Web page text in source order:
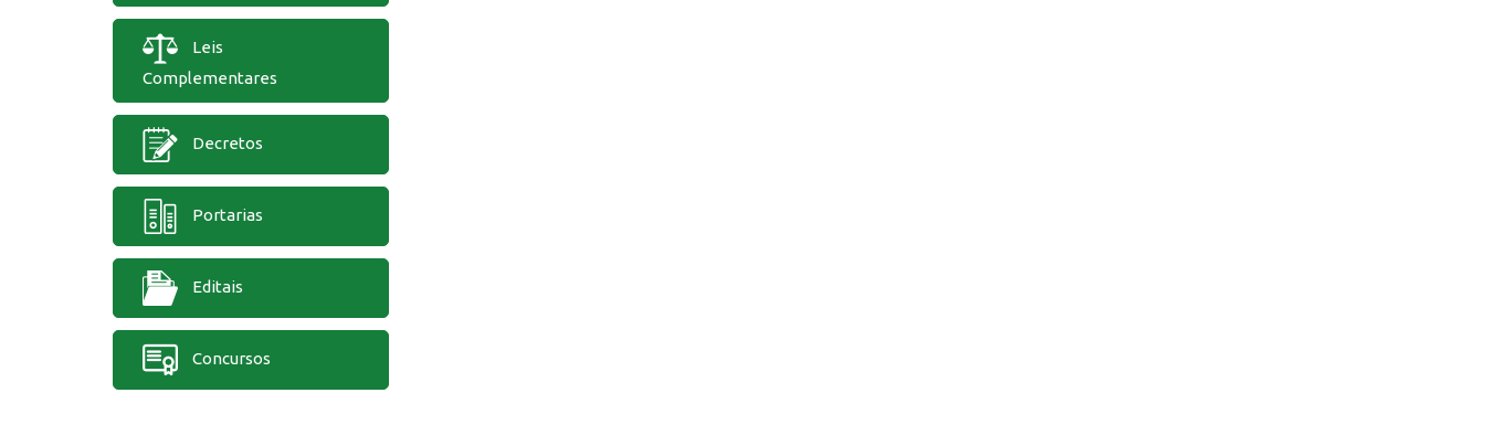
Leis
Complementares
Decretos
Portarias
Editais
Concursos